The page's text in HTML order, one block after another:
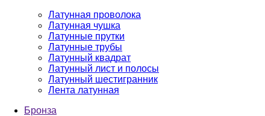
Латунная проволока
Латунная чушка
Латунные прутки
Латунные трубы
Латунный квадрат
Латунный лист и полосы
Латунный шестигранник
Лента латунная
Бронза